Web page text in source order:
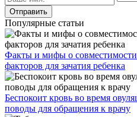
Популярные статьи
Факты и мифы о совместимости
факторов для зачатия ребенка
Беспокоит кровь во время
поводы для обращения к врачу